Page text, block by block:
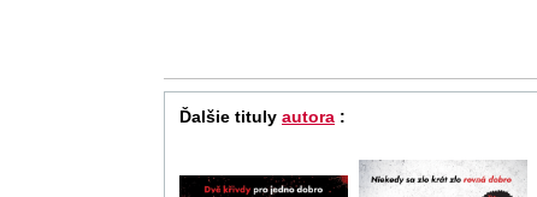
Ďalšie tituly autora :